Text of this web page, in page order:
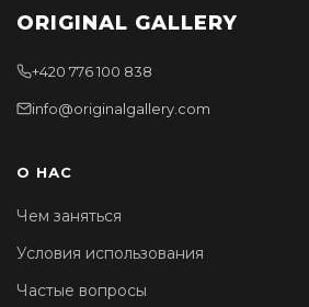
ORIGINAL GALLERY
+420 776 100 838
info@originalgallery.com
О НАС
Чем заняться
Условия использования
Частые вопросы